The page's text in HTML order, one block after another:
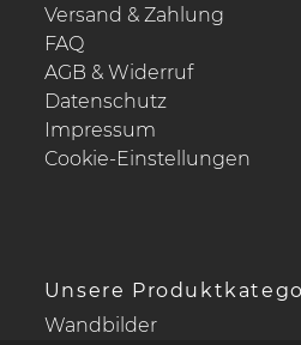
Versand & Zahlung
FAQ
AGB & Widerruf
Datenschutz
Impressum
Cookie-Einstellungen
Unsere
Wandbilder